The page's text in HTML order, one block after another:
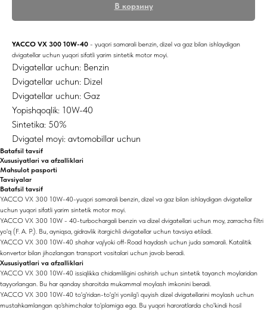
В корзину
YACCO VX 300 10W-40 - yuqori samarali benzin, dizel va gaz bilan ishlaydigan
dvigatellar uchun yuqori sifatli yarim sintetik motor moyi.
Dvigatellar uchun: Benzin
Dvigatellar uchun: Dizel
Dvigatellar uchun: Gaz
Yopishqoqlik: 10W-40
Sintetika: 50%
Dvigatel moyi: avtomobillar uchun
Batafsil tavsif
Xususiyatlari va afzalliklari
Mahsulot pasporti
Tavsiyalar
Batafsil tavsif
YACCO VX 300 10W-40-yuqori samarali benzin, dizel va gaz bilan ishlaydigan dvigatellar
uchun yuqori sifatli yarim sintetik motor moyi.
YACCO VX 300 10W - 40-turbochargali benzin va dizel dvigatellari uchun moy, zarracha filtri
yo'q (F. A. P.). Bu, ayniqsa, gidravlik itargichli dvigatellar uchun tavsiya etiladi.
YACCO VX 300 10W-40 shahar va/yoki off-Road haydash uchun juda samarali. Katalitik
konvertor bilan jihozlangan transport vositalari uchun javob beradi.
Xususiyatlari va afzalliklari
YACCO VX 300 10W-40 issiqlikka chidamliligini oshirish uchun sintetik tayanch moylaridan
tayyorlangan. Bu har qanday sharoitda mukammal moylash imkonini beradi.
YACCO VX 300 10W-40 to'g'ridan-to'g'ri yonilg'i quyish dizel dvigatellarini moylash uchun
mustahkamlangan qo'shimchalar to'plamiga ega. Bu yuqori haroratlarda cho'kindi hosil